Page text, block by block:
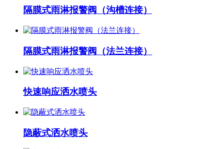
隔膜式雨淋报警阀（沟槽连接）
隔膜式雨淋报警阀（法兰连接）
快速响应洒水喷头
隐蔽式洒水喷头